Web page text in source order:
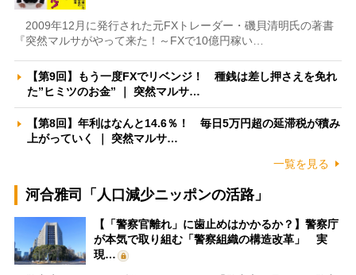
2009年12月に発行された元FXトレーダー・磯貝清明氏の著書
『突然マルサがやって来た！～FXで10億円稼い…
【第9回】もう一度FXでリベンジ！ 種銭は差し押さえを免れ
た”ヒミツのお金” ｜ 突然マルサ…
【第8回】年利はなんと14.6％！ 毎日5万円超の延滞税が積み
上がっていく ｜ 突然マルサ…
一覧を見る
河合雅司「人口減少ニッポンの活路」
【「警察官離れ」に歯止めはかかるか？】警察庁
が本気で取り組む「警察組織の構造改革」 実
現…